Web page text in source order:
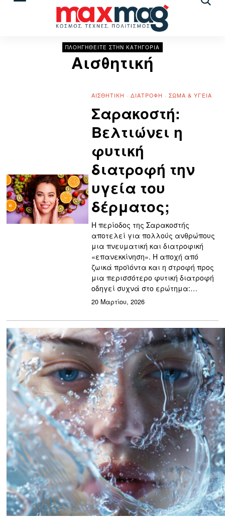
ΠΛΟΗΓΗΘΕΙΤΕ ΣΤΗΝ ΚΑΤΗΓΟΡΙΑ
Αισθητική
ΑΙΣΘΗΤΙΚΉ · ΔΙΑΤΡΟΦΉ · ΣΏΜΑ & ΥΓΕΊΑ
Σαρακοστή:
Βελτιώνει η
φυτική
διατροφή την
υγεία του
δέρματος;
Η περίοδος της Σαρακοστής
αποτελεί για πολλούς ανθρώπους
μια πνευματική και διατροφική
«επανεκκίνηση». Η αποχή από
ζωικά προϊόντα και η στροφή προς
μια περισσότερο φυτική διατροφή
οδηγεί συχνά στο ερώτημα:…
20 Μαρτίου, 2026